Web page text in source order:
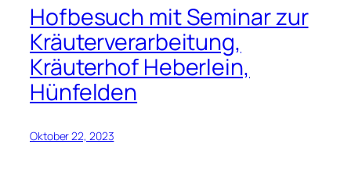
Hofbesuch mit Seminar zur
Kräuterverarbeitung,
Kräuterhof Heberlein,
Hünfelden
Oktober 22, 2023